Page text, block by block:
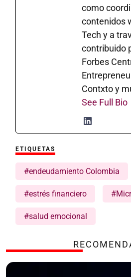
como
contenidos
Tech y a
contribuido
Forbes
Contxto y
See Full Bio
ETIQUETAS
#endeudamiento Colombia
#estrés financiero
#salud emocional